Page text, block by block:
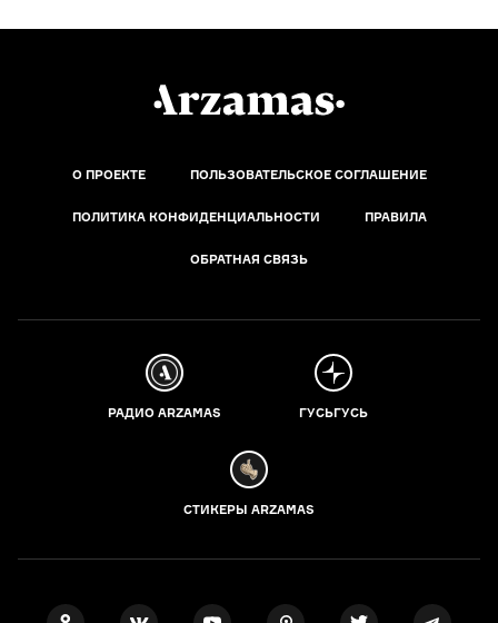
О ПРОЕКТЕ ПОЛЬЗОВАТЕЛЬСКОЕ СОГЛАШЕНИЕ
ПОЛИТИКА КОНФИДЕНЦИАЛЬНОСТИ ПРАВИЛА
ОБРАТНАЯ СВЯЗЬ
РАДИО ARZAMAS ГУСЬГУСЬ
СТИКЕРЫ ARZAMAS